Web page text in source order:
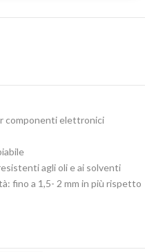
componenti elettronici
agli oli e ai solventi
fino a 1,5- 2 mm in più rispetto